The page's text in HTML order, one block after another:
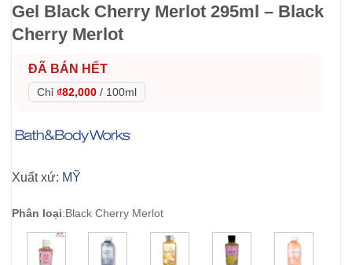
Gel Black Cherry Merlot 295ml – Black
Cherry Merlot
ĐÃ BÁN HẾT
Chỉ ₫82,000 / 100ml
Xuất xứ: MỸ
Phân loại:Black Cherry Merlot